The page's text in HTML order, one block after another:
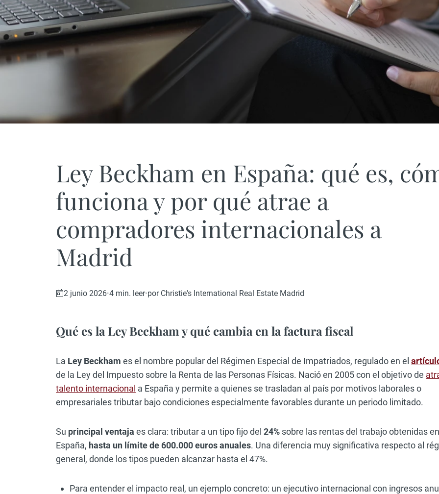
Ley Beckham en España: qué es,
funciona y por qué atrae a
compradores internacionales a
Madrid
2 junio 2026·4 min. leer·por Christie's International Real Estate Madrid
Qué es la Ley Beckham y qué cambia en la factura fiscal
La Ley Beckham es el nombre popular del Régimen Especial de Impatriados, regulado en el
de la Ley del Impuesto sobre la Renta de las Personas Físicas. Nació en 2005 con el objetivo de
talento internacional a España y permite a quienes se trasladan al país por motivos laborales o
empresariales tributar bajo condiciones especialmente favorables durante un periodo limitado.
Su principal ventaja es clara: tributar a un tipo fijo del 24% sobre las rentas del trabajo obtenidas en
España, hasta un límite de 600.000 euros anuales. Una diferencia muy significativa respecto al
general, donde los tipos pueden alcanzar hasta el 47%.
Para entender el impacto real, un ejemplo concreto: un ejecutivo internacional con ingresos